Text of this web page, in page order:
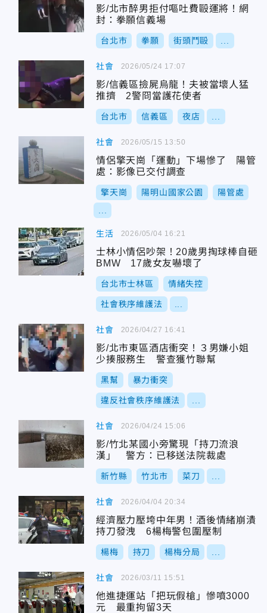
影/北市醉男拒付嘔吐費毆運將！網
封：拳願信義場
台北市 拳願 街頭鬥毆
社會
影/信義區撿屍烏龍！夫被當壞人猛
推擠 2警冏當護花使者
台北市 信義區 夜店
2026/05/24 17:07
社會
情侶擎天崗「運動」下場慘了 陽管
處：影像已交付調查
擎天崗 陽明山國家公園 陽管處
2026/05/15 13:50
生活
士林小情侶吵架！20歲男掏球棒自砸
BMW 17歲女友嚇壞了
台北市士林區 情緒失控
社會秩序維護法
2026/05/04 16:21
社會
影/北市東區酒店衝突！３男嫌小姐
少揍服務生 警查獲竹聯幫
黑幫 暴力衝突
違反社會秩序維護法
2026/04/27 16:41
社會
影/竹北某國小旁驚現「持刀流浪
漢」 警方：已移送法院裁處
新竹縣 竹北市 菜刀
2026/04/24 15:06
社會
經濟壓力壓垮中年男！酒後情緒崩潰
持刀發洩 6楊梅警包圍壓制
楊梅 持刀 楊梅分局
2026/04/04 20:34
社會
他進捷運站「把玩假槍」慘噴3000
元 最重拘留3天
2026/03/11 15:51